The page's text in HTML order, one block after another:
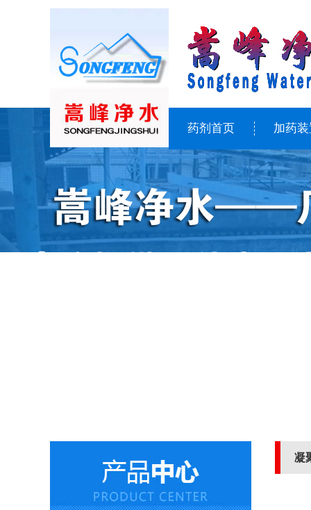
药剂首页 加药装
凝